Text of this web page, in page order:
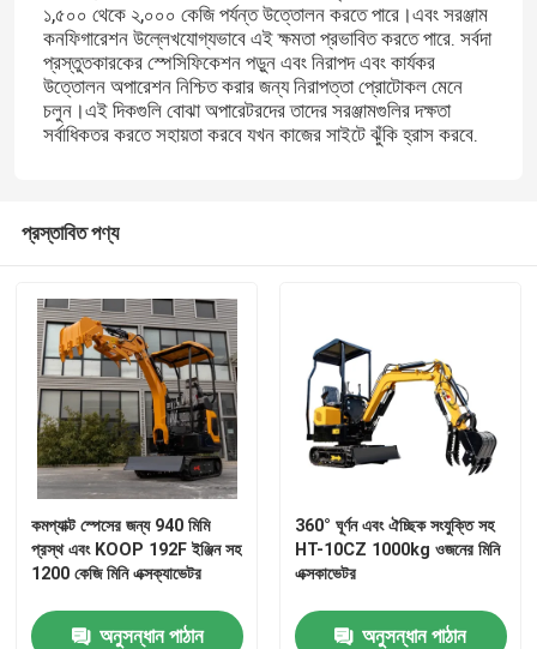
বাড়ি
পণ্য
আমাদের সম্পর্কে
কারখানা ভ্রমণ
১,৫০০ থেকে ২,০০০ কেজি পর্যন্ত উত্তোলন করতে পারে।এবং সরঞ্জাম
কনফিগারেশন উল্লেখযোগ্যভাবে এই ক্ষমতা প্রভাবিত করতে পারে. সর্বদা
প্রস্তুতকারকের স্পেসিফিকেশন পড়ুন এবং নিরাপদ এবং কার্যকর
উত্তোলন অপারেশন নিশ্চিত করার জন্য নিরাপত্তা প্রোটোকল মেনে
চলুন।এই দিকগুলি বোঝা অপারেটরদের তাদের সরঞ্জামগুলির দক্ষতা
সর্বাধিকতর করতে সহায়তা করবে যখন কাজের সাইটে ঝুঁকি হ্রাস করবে.
প্রস্তাবিত পণ্য
কমপ্যাক্ট স্পেসের জন্য 940 মিমি
প্রস্থ এবং KOOP 192F ইঞ্জিন সহ
1200 কেজি মিনি এক্সক্যাভেটর
অনুসন্ধান পাঠান
360° ঘূর্ণন এবং ঐচ্ছিক সংযুক্তি সহ
HT-10CZ 1000kg ওজনের মিনি
এক্সকাভেটর
অনুসন্ধান পাঠান